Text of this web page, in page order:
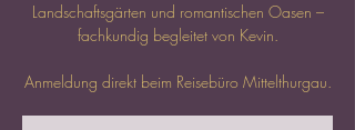
Landschaftsgärten und romantischen Oasen –
fachkundig begleitet von Kevin.
Anmeldung direkt beim Reisebüro Mittelthurgau.